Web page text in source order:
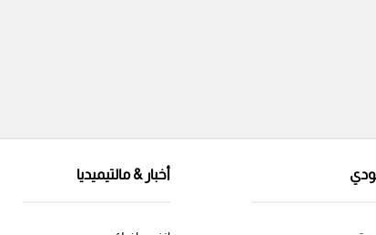
أخبار & مالتيميديا